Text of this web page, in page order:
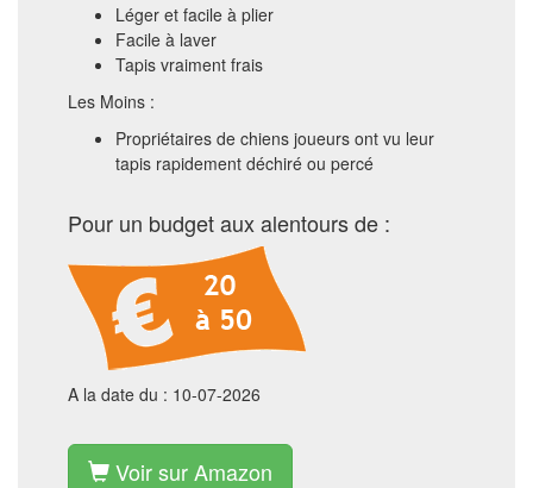
Léger et facile à plier
Facile à laver
Tapis vraiment frais
Les Moins :
Propriétaires de chiens joueurs ont vu leur
tapis rapidement déchiré ou percé
Pour un budget aux alentours de :
A la date du : 10-07-2026
Voir sur Amazon